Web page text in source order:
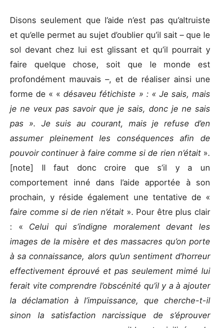
Disons seulement que l’aide n’est pas qu’altruiste
et qu’elle permet au sujet d’oublier qu’il sait – que le
sol devant chez lui est glissant et qu’il pourrait y
faire quelque chose, soit que le monde est
profondément mauvais –, et de réaliser ainsi une
forme de « «désaveu fétichiste » : « Je sais, mais
je ne veux pas savoir que je sais, donc je ne sais
pas ». Je suis au courant, mais je refuse d’en
assumer pleinement les conséquences afin de
pouvoir continuer à faire comme si de rien n’était ».
[note] Il faut donc croire que s’il y a un
comportement inné dans l’aide apportée à son
prochain, y réside également une tentative de «
faire comme si de rien n’était ». Pour être plus clair
: « Celui qui s’indigne moralement devant les
images de la misère et des massacres qu’on porte
à sa connaissance, alors qu’un sentiment d’horreur
effectivement éprouvé et pas seulement mimé lui
ferait vite comprendre l’obscénité qu’il y a à ajouter
la déclamation à l’impuissance, que cherche-t-il
sinon la satisfaction narcissique de s’éprouver